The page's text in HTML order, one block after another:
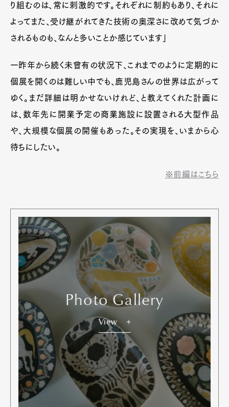
り組むのは、常に刺激的です。それぞれに制約もあり、それに
よってまた、受け継がれてきた技術の奥深さに改めて気づか
されるものも、なんと多いことか感じています」
一昨年から続く未曾有の状況下、これまでのように定期的に
個展を開くのは難しい中でも、鹿児島さんの世界は広がって
ゆく。まだ詳細は明かせないけれど、と教えてくれた計画に
は、数年先に開業予定の商業施設に設置される大型作品
や、大規模な個展の開催もあった。その実現を、いまから心
待ちにしたい。
※前編はこちら
Photo Gallery
View